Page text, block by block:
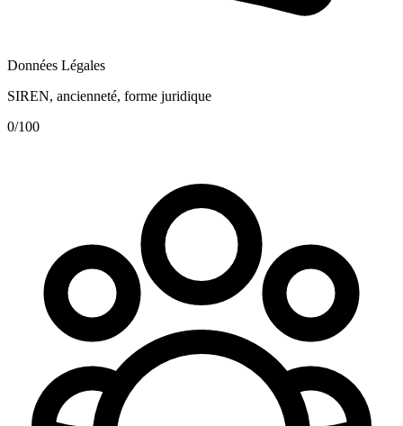
Données Légales
SIREN, ancienneté, forme juridique
0/100